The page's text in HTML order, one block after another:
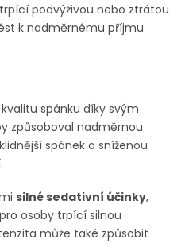
podvýživou nebo ztrátou
k nadměrnému příjmu
spánku díky svým
způsoboval nadměrnou
spánek a sníženou
silné sedativní účinky,
osoby trpící silnou
může také způsobit